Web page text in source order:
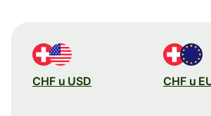
CHF u USD CHF u